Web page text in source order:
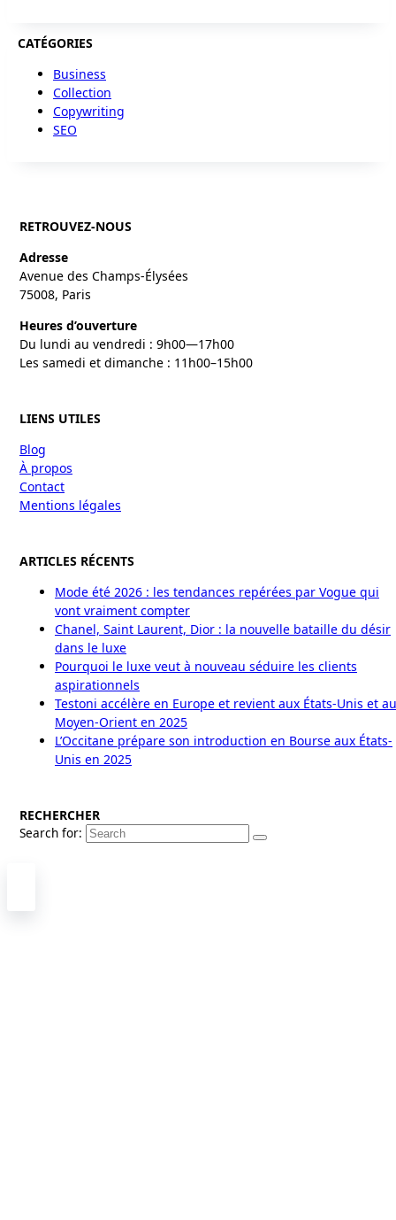
CATÉGORIES
Business
Collection
Copywriting
SEO
RETROUVEZ-NOUS
Adresse
Avenue des Champs-Élysées
75008, Paris
Heures d’ouverture
Du lundi au vendredi : 9h00—17h00
Les samedi et dimanche : 11h00–15h00
LIENS UTILES
Blog
À propos
Contact
Mentions légales
ARTICLES RÉCENTS
Mode été 2026 : les tendances repérées par Vogue qui
vont vraiment compter
Chanel, Saint Laurent, Dior : la nouvelle bataille du désir
dans le luxe
Pourquoi le luxe veut à nouveau séduire les clients
aspirationnels
Testoni accélère en Europe et revient aux États-Unis et au
Moyen-Orient en 2025
L’Occitane prépare son introduction en Bourse aux États-
Unis en 2025
RECHERCHER
Search for: